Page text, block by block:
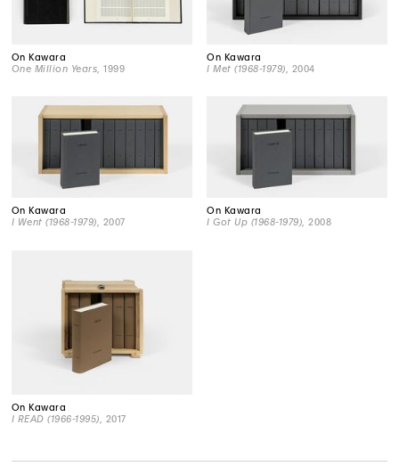
On Kawara
One Million Years , 1999
On Kawara
I Met (1968-1979) , 2004
On Kawara
I Went (1968-1979), 2007
On Kawara
I Got Up (1968-1979), 2008
On Kawara
I READ (1966-1995) , 2017